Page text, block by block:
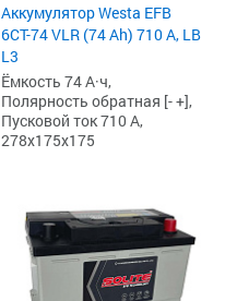
Аккумулятор Westa EFB
6СТ-74 VLR (74 Ah) 710 А, LB
L3
Ёмкость 74 А·ч,
Полярность обратная [- +],
Пусковой ток 710 А,
278x175x175